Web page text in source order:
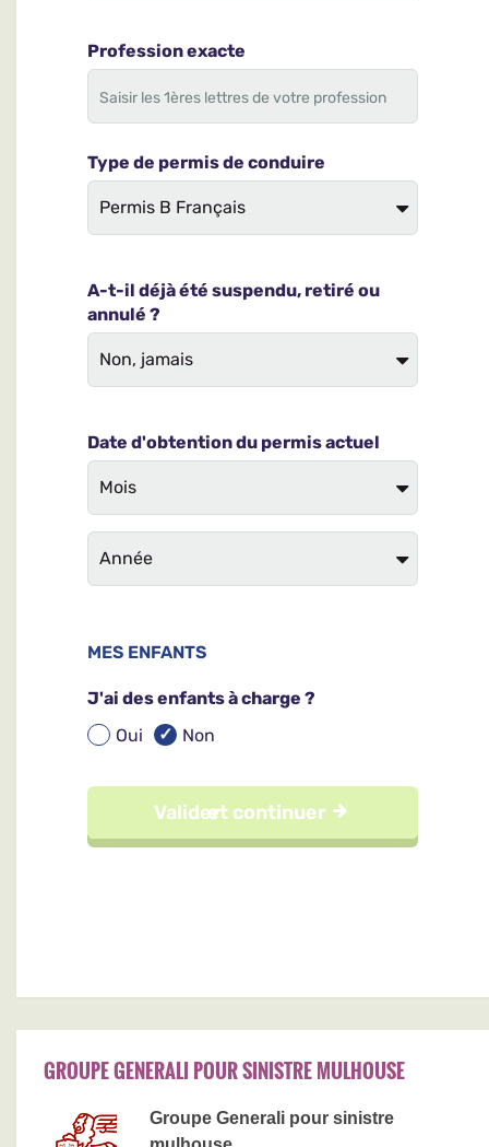
GROUPE GENERALI POUR SINISTRE MULHOUSE
Groupe Generali pour sinistre